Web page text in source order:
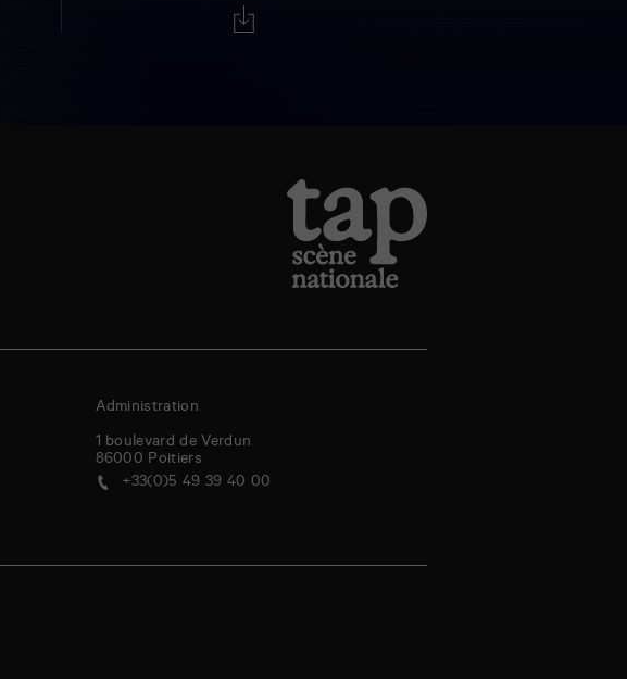
Administration
1 boulevard de Verdun
86000 Poitiers
+33(0)5 49 39 40 00